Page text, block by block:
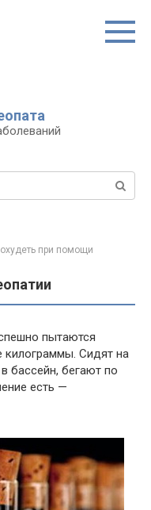
при помощи
пытаются
килограммы. Сидят на
бассейн, бегают по
есть —